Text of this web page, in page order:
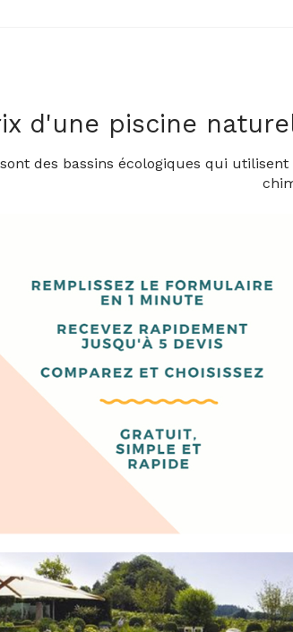
d'une piscine
des bassins écologiques qui